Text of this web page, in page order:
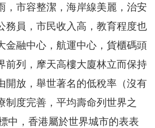
，市容整潔，海岸線美麗，治安
務員，市民收入高，教育程度也
金融中心，航運中心，貨櫃碼頭
前列，摩天高樓大廈林立而保持
開放，舉世著名的低稅率（沒有
制度完善，平均壽命列世界之
中，香港屬於世界城市的表表